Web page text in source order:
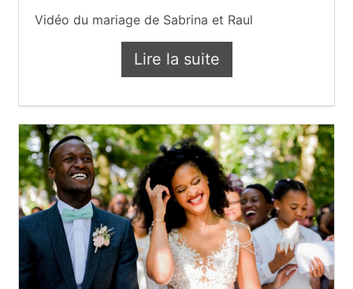
Vidéo du mariage de Sabrina et Raul
Lire la suite
Vidéo mariage de